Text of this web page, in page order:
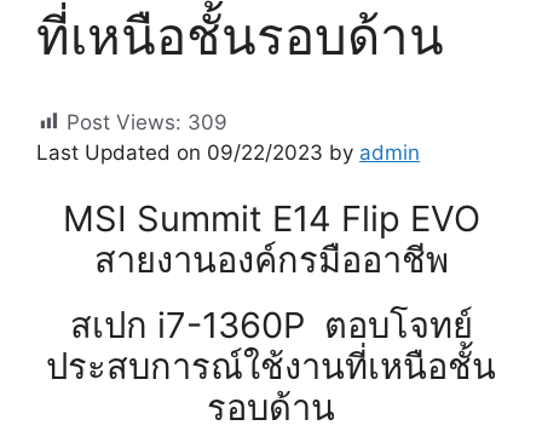
ที่เหนือชั้นรอบด้าน
Post Views: 309
Last Updated on 09/22/2023 by admin
MSI Summit E14 Flip EVO
สายงานองค์กรมืออาชีพ
สเปก i7-1360P ตอบโจทย์
ประสบการณ์ใช้งานที่เหนือชั้น
รอบด้าน